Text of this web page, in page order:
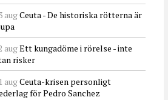
augCeuta - De historiska rötterna är
augEtt kungadöme i rörelse - inte
risker
augCeuta-krisen personligt
för Pedro Sanchez